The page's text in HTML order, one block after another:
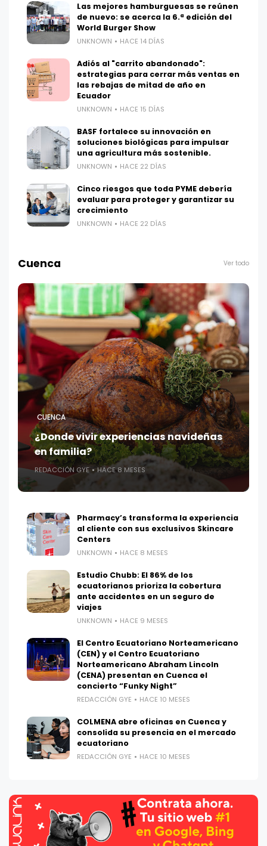
Las mejores hamburguesas se reúnen
de nuevo: se acerca la 6.ª edición del
World Burger Show
UNKNOWN HACE 14 DÍAS
Adiós al "carrito abandonado":
estrategias para cerrar más ventas en
las rebajas de mitad de año en
Ecuador
UNKNOWN HACE 15 DÍAS
BASF fortalece su innovación en
soluciones biológicas para impulsar
una agricultura más sostenible.
UNKNOWN HACE 22 DÍAS
Cinco riesgos que toda PYME debería
evaluar para proteger y garantizar su
crecimiento
UNKNOWN HACE 22 DÍAS
Cuenca Ver todo
CUENCA
¿Donde vivir experiencias navideñas
en familia?
REDACCIÓN GYE HACE 8 MESES
Pharmacy’s transforma la experiencia
al cliente con sus exclusivos Skincare
Centers
UNKNOWN HACE 8 MESES
Estudio Chubb: El 86% de los
ecuatorianos prioriza la cobertura
ante accidentes en un seguro de
viajes
UNKNOWN HACE 9 MESES
El Centro Ecuatoriano Norteamericano
(CEN) y el Centro Ecuatoriano
Norteamericano Abraham Lincoln
(CENA) presentan en Cuenca el
concierto “Funky Night”
REDACCIÓN GYE HACE 10 MESES
COLMENA abre oficinas en Cuenca y
consolida su presencia en el mercado
ecuatoriano
REDACCIÓN GYE HACE 10 MESES